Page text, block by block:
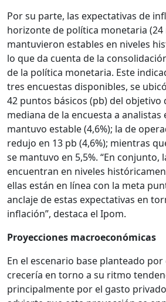
Por su parte, las expectativas de
horizonte de política monetaria (24
mantuvieron estables en niveles
lo que da cuenta de la
de la política monetaria. Este
tres encuestas disponibles, se
42 puntos básicos (pb) del objetivo
mediana de la encuesta a analistas
mantuvo estable (4,6%); la de
redujo en 13 pb (4,6%); mientras
se mantuvo en 5,5%. “En conjunto,
encuentran en niveles
ellas están en línea con la meta
anclaje de estas expectativas en
inflación”, destaca el Ipom.
Proyecciones macroeconómicas
En el escenario base planteado por
crecería en torno a su ritmo
principalmente por el gasto